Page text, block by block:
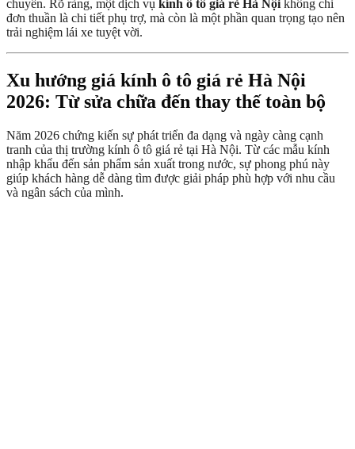
chuyển. Rõ ràng, một dịch vụ kính ô tô giá rẻ Hà Nội không chỉ
đơn thuần là chi tiết phụ trợ, mà còn là một phần quan trọng tạo nên
trải nghiệm lái xe tuyệt vời.
Xu hướng giá kính ô tô giá rẻ Hà Nội
2026: Từ sửa chữa đến thay thế toàn bộ
Năm 2026 chứng kiến sự phát triển đa dạng và ngày càng cạnh
tranh của thị trường kính ô tô giá rẻ tại Hà Nội. Từ các mẫu kính
nhập khẩu đến sản phẩm sản xuất trong nước, sự phong phú này
giúp khách hàng dễ dàng tìm được giải pháp phù hợp với nhu cầu
và ngân sách của mình.